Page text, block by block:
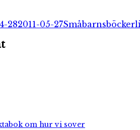
282011-05-27Småbarnsböcker
om hur vi sover